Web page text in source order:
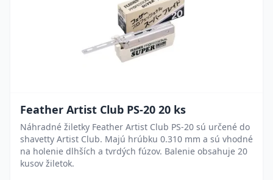
Feather Artist Club PS-20 20 ks
Náhradné žiletky Feather Artist Club PS-20 sú určené do
shavetty Artist Club. Majú hrúbku 0.310 mm a sú vhodné
na holenie dlhších a tvrdých fúzov. Balenie obsahuje 20
kusov žiletok.